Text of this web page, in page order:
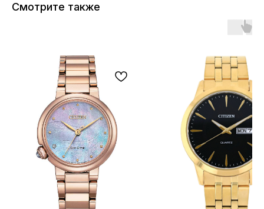
Смотрите также